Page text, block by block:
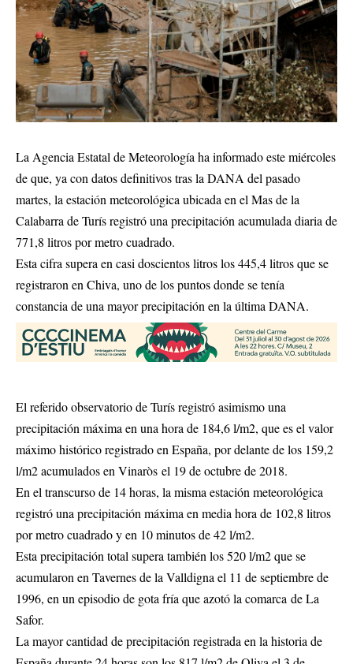
La Agencia Estatal de Meteorología ha informado este miércoles
de que, ya con datos definitivos tras la DANA del pasado
martes, la estación meteorológica ubicada en el Mas de la
Calabarra de Turís registró una precipitación acumulada diaria de
771,8 litros por metro cuadrado.
Esta cifra supera en casi doscientos litros los 445,4 litros que se
registraron en Chiva, uno de los puntos donde se tenía
constancia de una mayor precipitación en la última DANA.
El referido observatorio de Turís registró asimismo una
precipitación máxima en una hora de 184,6 l/m2, que es el valor
máximo histórico registrado en España, por delante de los 159,2
l/m2 acumulados en Vinaròs el 19 de octubre de 2018.
En el transcurso de 14 horas, la misma estación meteorológica
registró una precipitación máxima en media hora de 102,8 litros
por metro cuadrado y en 10 minutos de 42 l/m2.
Esta precipitación total supera también los 520 l/m2 que se
acumularon en Tavernes de la Valldigna el 11 de septiembre de
1996, en un episodio de gota fría que azotó la comarca de La
Safor.
La mayor cantidad de precipitación registrada en la historia de